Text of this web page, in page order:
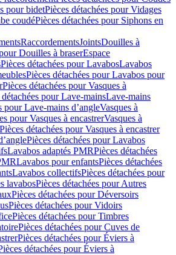
pour bidetPièces détachées pour Vidages
coudéPièces détachées pour Siphons en
RaccordementsJointsDouilles à
Douilles à braserEspace
Pièces détachées pour LavabosLavabos
Pièces détachées pour Lavabos pour
Pièces détachées pour Vasques à
détachées pour Lave-mainsLave-mains
pour Lave-mains d’angleVasques à
pour Vasques à encastrerVasques à
Pièces détachées pour Vasques à encastrer
Pièces détachées pour Lavabos
Lavabos adaptés PMRPièces détachées
Lavabos pour enfantsPièces détachées
Lavabos collectifsPièces détachées pour
lavabosPièces détachées pour Autres
Pièces détachées pour Déversoirs
Pièces détachées pour Vidoirs
Pièces détachées pour Timbres
Pièces détachées pour Cuves de
Pièces détachées pour Éviers à
détachées pour Éviers à